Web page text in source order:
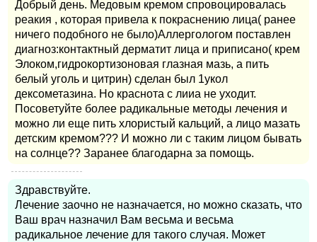
Добрый день. Медовым кремом спровоцировалась
реакия , которая привела к покраснению лица( ранее
ничего подобного не было)Аллергологом поставлен
диагноз:контактный дерматит лица и приписано( крем
Элоком,гидрокортизоновая глазная мазь, а пить
белый уголь и цитрин) сделан был 1укол
дексометазина. Но краснота с лииа не уходит.
Посоветуйте более радикальные методы лечения и
можно ли еще пить хлористый кальций, а лицо мазать
детским кремом??? И можно ли с таким лицом бывать
на солнце?? Заранее благодарна за помощь.
Здравствуйте.
Лечение заочно не назначается, но можно сказать, что
Ваш врач назначил Вам весьма и весьма
радикальное лечение для такого случая. Может